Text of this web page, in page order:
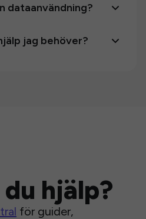
dataanvändning?
jag behöver?
hjälp?
för guider,